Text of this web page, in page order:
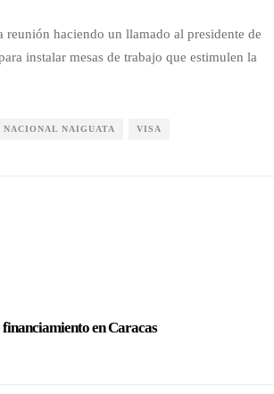
haciendo un llamado al presidente de
instalar mesas de trabajo que estimulen la
NACIONAL NAIGUATA VISA
en Caracas